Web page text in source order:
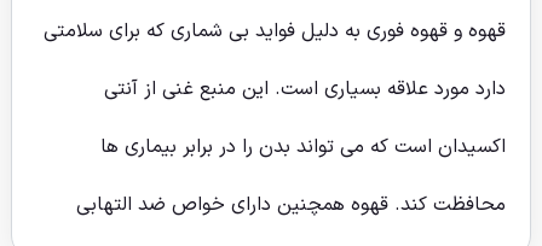
قهوه و قهوه فوری به دلیل فواید بی شماری که برای سلامتی
دارد مورد علاقه بسیاری است. این منبع غنی از آنتی
اکسیدان است که می تواند بدن را در برابر بیماری ها
محافظت کند. قهوه همچنین دارای خواص ضد التهابی